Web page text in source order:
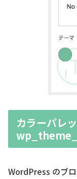
カラーパレ
WordPress のブ